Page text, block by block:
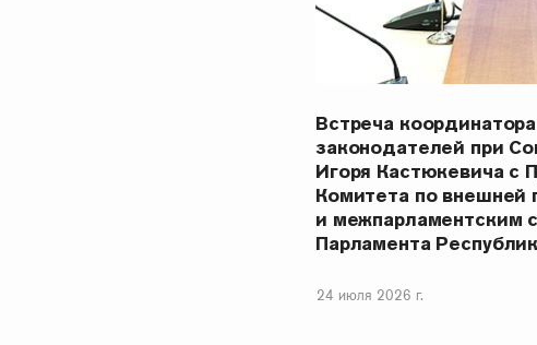
Встреча
законодателей при
Игоря Кастюкевича с
Комитета по внешней
и межпарламентским
Парламента
24 июля 2026 г.